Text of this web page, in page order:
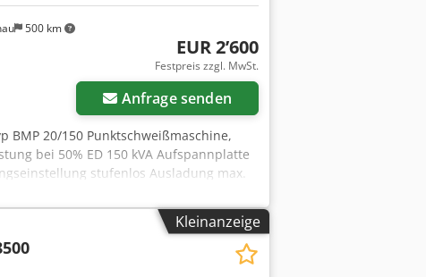
500 km
EUR 2’600
Festpreis zzgl. MwSt.
Anfrage senden
BMP 20/150 Punktschweißmaschine,
bei 50% ED 150 kVA Aufspannplatte
stufenlos Ausladung max.
Luftdruck max. 6 bar Anschlußleistung
2P - Einzelpunkten und Serienpunkten
ohne Kühlaggregat - elektrisches 2-
der Maschine Platzbedarf L x B x H
Kleinanzeige